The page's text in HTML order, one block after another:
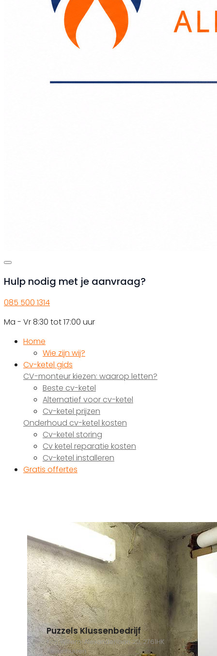
Hulp nodig met je aanvraag?
085 500 1314
Ma - Vr 8:30 tot 17:00 uur
Home
Wie zijn wij?
Cv-ketel gids
CV-monteur kiezen: waarop letten?
Beste cv-ketel
Alternatief voor cv-ketel
Cv-ketel prijzen
Onderhoud cv-ketel kosten
Cv-ketel storing
Cv ketel reparatie kosten
Cv-ketel installeren
Gratis offertes
Puzzels Klussenbedrijf
Kon Willem-Alexanderlaan 20, 2761HK
Zevenhuizen